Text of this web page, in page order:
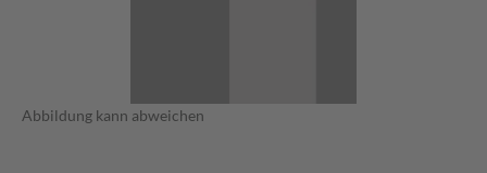
Abbildung kann abweichen